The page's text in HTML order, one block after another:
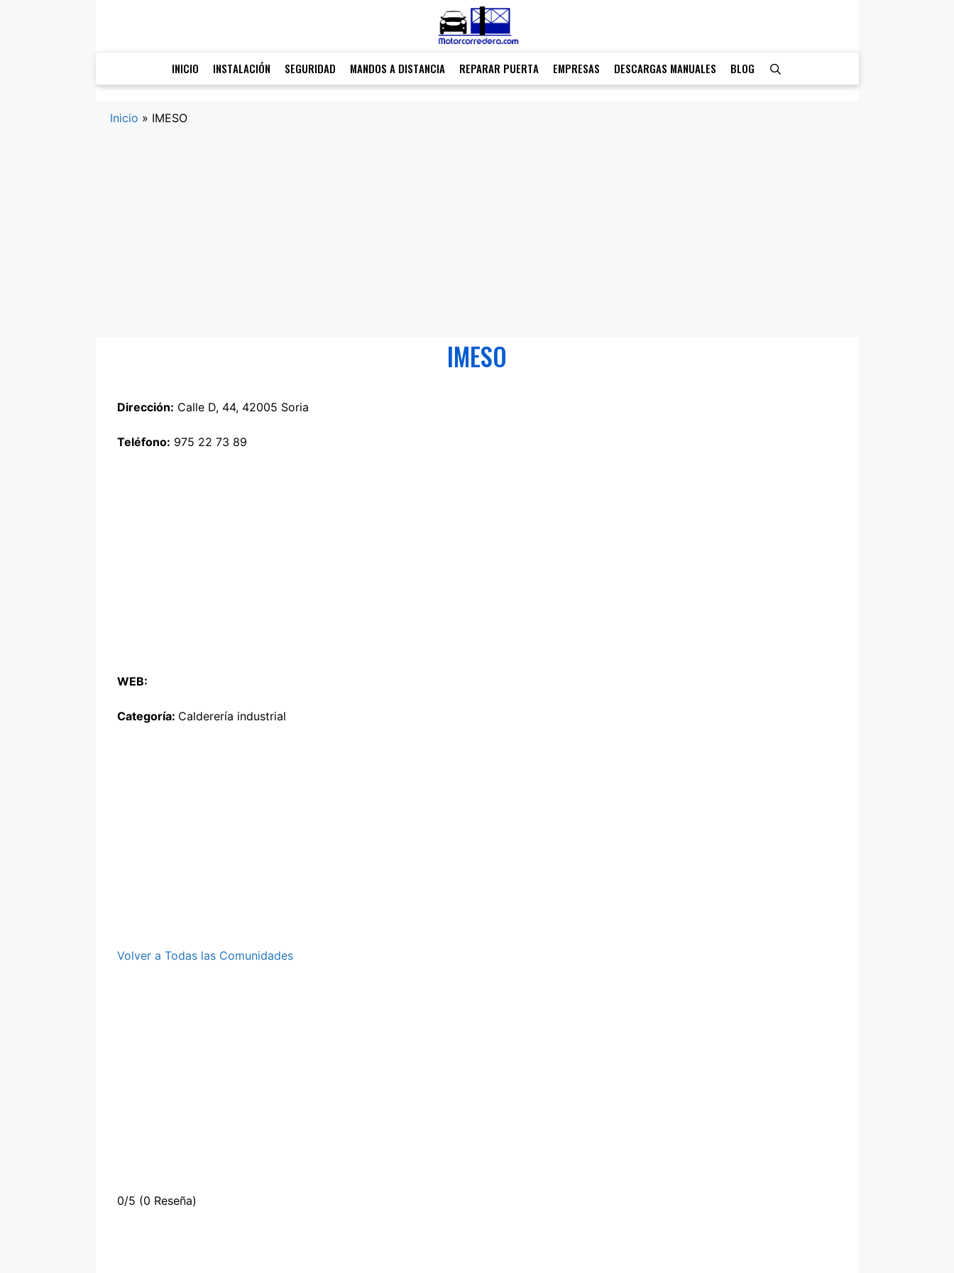
INICIO INSTALACIÓN SEGURIDAD MANDOS A DISTANCIA REPARAR PUERTA EMPRESAS DESCARGAS MANUALES BLOG
Inicio » IMESO
IMESO
Dirección: Calle D, 44, 42005 Soria
Teléfono: 975 22 73 89
WEB:
Categoría: Calderería industrial
Volver a Todas las Comunidades
0/5 (0 Reseña)